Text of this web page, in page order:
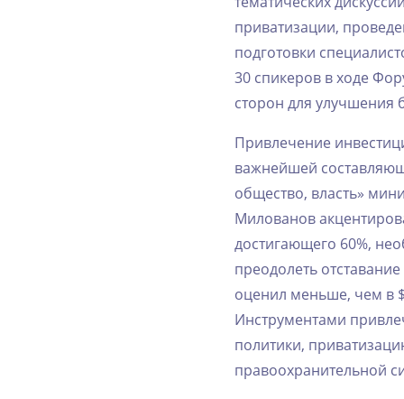
‌приватизации,‌
‌подготовки‌
‌30‌ ‌спикеров‌ ‌в‌ ‌ходе‌
‌сторон‌ ‌для‌ ‌улучшения‌
Привлечение‌
‌важнейшей‌
‌общество,‌ ‌власть»‌
‌Милованов‌
‌достигающего‌ ‌60%,‌
‌преодолеть‌
‌оценил‌ ‌меньше,‌ ‌чем‌ ‌в‌
‌Инструментами‌
‌политики,‌
‌правоохранительной‌